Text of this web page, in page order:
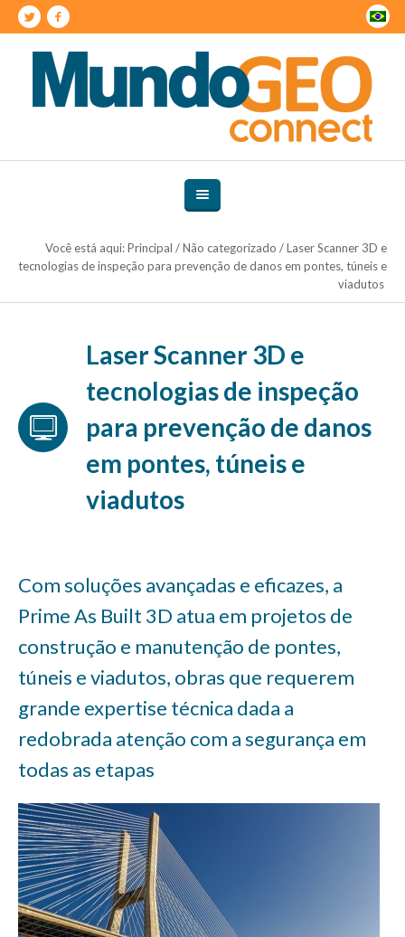
Você está aqui:Principal /Não categorizado /Laser Scanner 3D e
tecnologias de inspeção para prevenção de danos em pontes, túneis e
viadutos
Laser Scanner 3D e
tecnologias de inspeção
para prevenção de danos
em pontes, túneis e
viadutos
Com soluções avançadas e eficazes, a
Prime As Built 3D atua em projetos de
construção e manutenção de pontes,
túneis e viadutos, obras que requerem
grande expertise técnica dada a
redobrada atenção com a segurança em
todas as etapas